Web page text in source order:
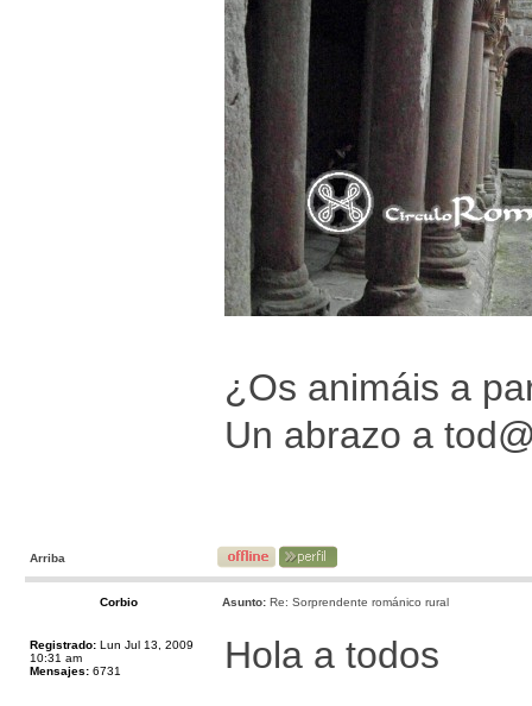
¿Os animáis a
Un abrazo a
Arriba
Corbio Asunto: Re: Sorprendente románico rural
Registrado: Lun Jul 13, 2009
10:31 am
Mensajes: 6731 Hola a todos